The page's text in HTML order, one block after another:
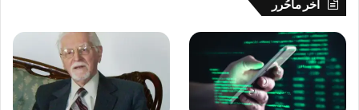
آخر ماحُرر